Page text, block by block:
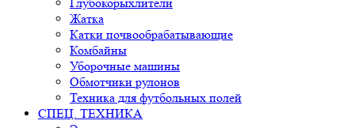
Жатка
Катки почвообрабатывающие
Комбайны
Уборочные машины
Обмотчики рулонов
Техника для футбольных полей
СПЕЦ. ТЕХНИКА